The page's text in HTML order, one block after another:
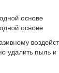
основе
основе
удалить пыль